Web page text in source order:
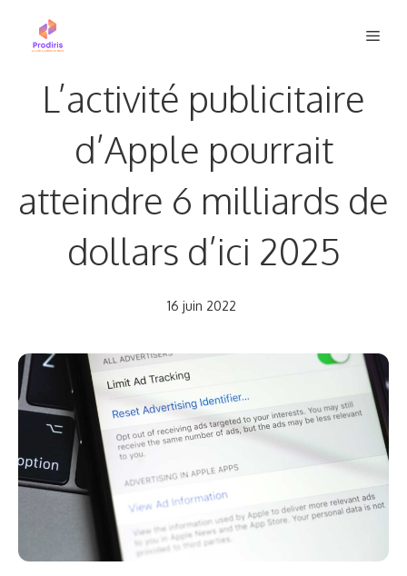
L’activité publicitaire
d’Apple pourrait
atteindre 6 milliards de
dollars d’ici 2025
16 juin 2022